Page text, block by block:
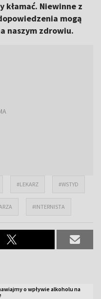
kłamać. Niewinne z
mogą
naszym zdrowiu.
#LEKARZ #WSTYD
#INTERNISTA
o wpływie alkoholu na